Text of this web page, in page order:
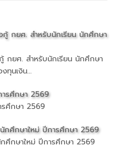
กยศ. สำหรับนักเรียน นักศึกษา
ทุนเงิน...
รศึกษา 2569
ศึกษาใหม่ ปีการศึกษา 2569